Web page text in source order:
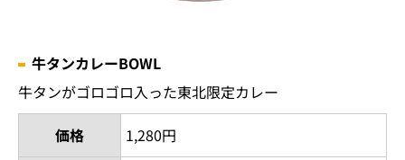
牛タンカレーBOWL
牛タンがゴロゴロ入った東北限定カレー
価格
1,280円